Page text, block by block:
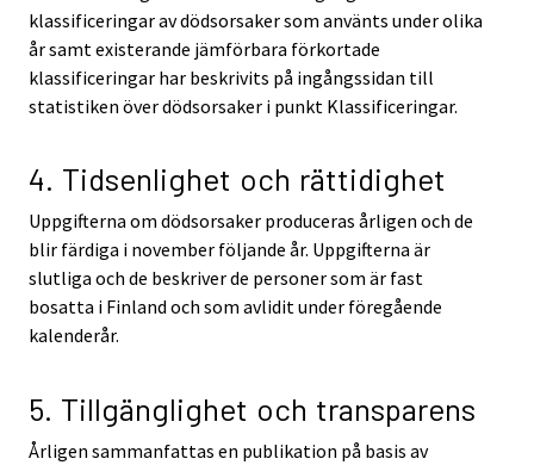
klassificeringar av dödsorsaker som använts under olika
år samt existerande jämförbara förkortade
klassificeringar har beskrivits på ingångssidan till
statistiken över dödsorsaker i punkt Klassificeringar.
4. Tidsenlighet och rättidighet
Uppgifterna om dödsorsaker produceras årligen och de
blir färdiga i november följande år. Uppgifterna är
slutliga och de beskriver de personer som är fast
bosatta i Finland och som avlidit under föregående
kalenderår.
5. Tillgänglighet och transparens
Årligen sammanfattas en publikation på basis av